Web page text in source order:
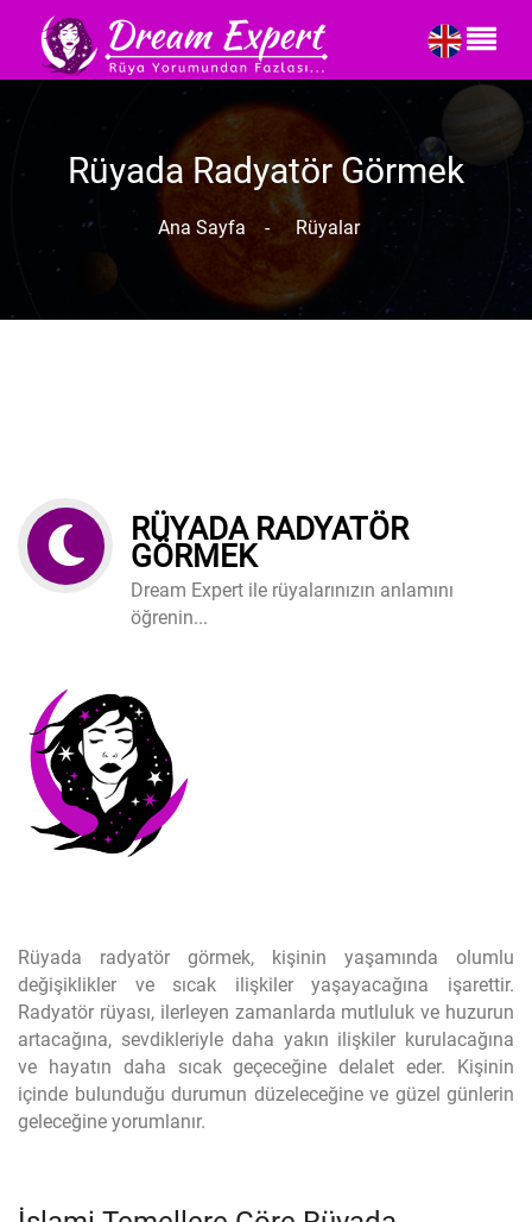
Rüyada Radyatör Görmek
Ana Sayfa - Rüyalar
RÜYADA RADYATÖR
GÖRMEK
Dream Expert ile rüyalarınızın anlamını
öğrenin...
Rüyada radyatör görmek, kişinin yaşamında olumlu
değişiklikler ve sıcak ilişkiler yaşayacağına işarettir.
Radyatör rüyası, ilerleyen zamanlarda mutluluk ve huzurun
artacağına, sevdikleriyle daha yakın ilişkiler kurulacağına
ve hayatın daha sıcak geçeceğine delalet eder. Kişinin
içinde bulunduğu durumun düzeleceğine ve güzel günlerin
geleceğine yorumlanır.